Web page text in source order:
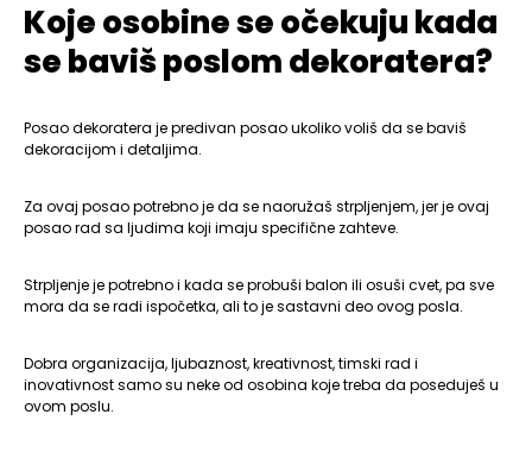
Koje osobine se očekuju kada
se baviš poslom dekoratera?
Posao dekoratera je predivan posao ukoliko voliš da se baviš
dekoracijom i detaljima.
Za ovaj posao potrebno je da se naoružaš strpljenjem, jer je ovaj
posao rad sa ljudima koji imaju specifične zahteve.
Strpljenje je potrebno i kada se probuši balon ili osuši cvet, pa sve
mora da se radi ispočetka, ali to je sastavni deo ovog posla.
Dobra organizacija, ljubaznost, kreativnost, timski rad i
inovativnost samo su neke od osobina koje treba da poseduješ u
ovom poslu.